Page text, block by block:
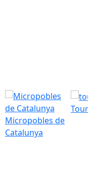
Micropobles de
Catalunya